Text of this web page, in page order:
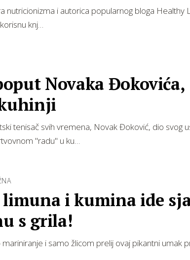
nutricionizma i autorica popularnog bloga Healthy
knj…
Novaka Đokovića,
tenisač svih vremena, Novak Đoković, dio svog
"radu" u ku…
limuna i kumina ide
s grila!
i samo žlicom prelij ovaj pikantni umak